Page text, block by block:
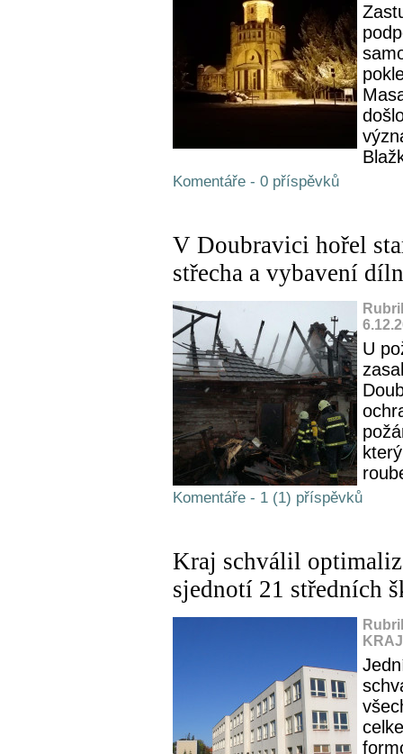
Komentáře - 0 příspěvků
V Doubravici hořel
střecha a vybavení
U
Komentáře - 1 (1) příspěvků
Kraj schválil
sjednotí 21 středních